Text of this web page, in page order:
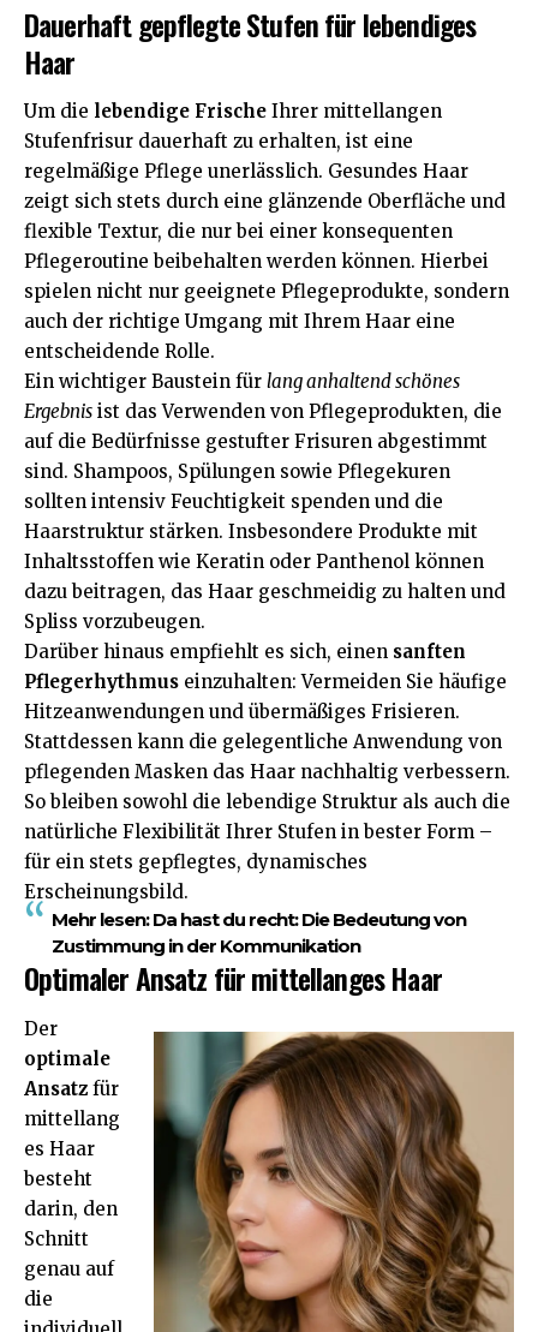
Dauerhaft gepflegte Stufen für lebendiges
Haar
Um die lebendige Frische Ihrer mittellangen
Stufenfrisur dauerhaft zu erhalten, ist eine
regelmäßige Pflege unerlässlich. Gesundes Haar
zeigt sich stets durch eine glänzende Oberfläche und
flexible Textur, die nur bei einer konsequenten
Pflegeroutine beibehalten werden können. Hierbei
spielen nicht nur geeignete Pflegeprodukte, sondern
auch der richtige Umgang mit Ihrem Haar eine
entscheidende Rolle.
Ein wichtiger Baustein für lang anhaltend schönes
Ergebnis ist das Verwenden von Pflegeprodukten, die
auf die Bedürfnisse gestufter Frisuren abgestimmt
sind. Shampoos, Spülungen sowie Pflegekuren
sollten intensiv Feuchtigkeit spenden und die
Haarstruktur stärken. Insbesondere Produkte mit
Inhaltsstoffen wie Keratin oder Panthenol können
dazu beitragen, das Haar geschmeidig zu halten und
Spliss vorzubeugen.
Darüber hinaus empfiehlt es sich, einen sanften
Pflegerhythmus einzuhalten: Vermeiden Sie häufige
Hitzeanwendungen und übermäßiges Frisieren.
Stattdessen kann die gelegentliche Anwendung von
pflegenden Masken das Haar nachhaltig verbessern.
So bleiben sowohl die lebendige Struktur als auch die
natürliche Flexibilität Ihrer Stufen in bester Form –
für ein stets gepflegtes, dynamisches
Erscheinungsbild.
Mehr lesen:Da hast du recht: Die Bedeutung von
Zustimmung in der Kommunikation
Optimaler Ansatz für mittellanges Haar
Der
optimale
Ansatz für
mittellang
es Haar
besteht
darin, den
Schnitt
genau auf
die